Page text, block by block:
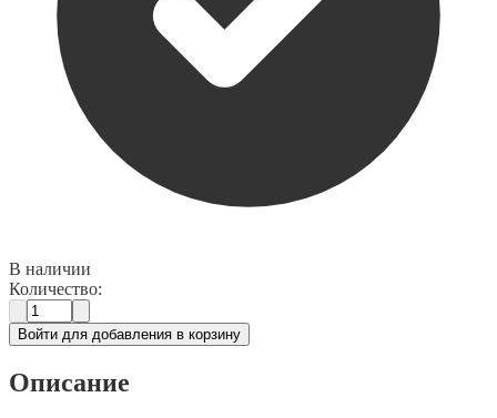
В наличии
Количество:
Войти для добавления в корзину
Описание